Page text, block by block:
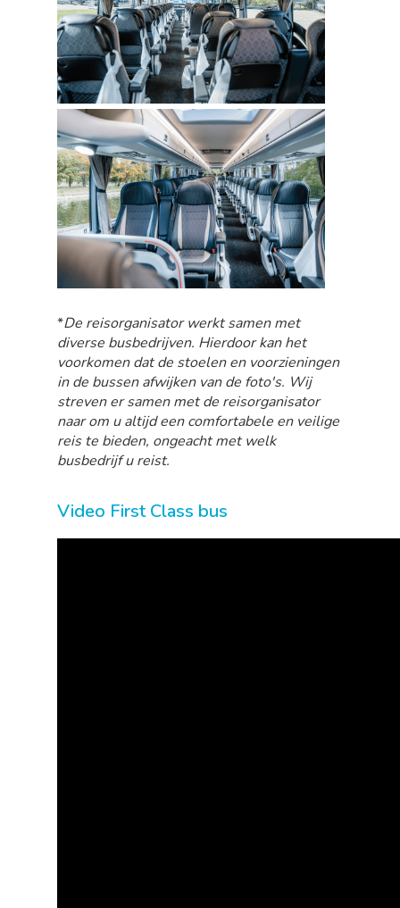
*De reisorganisator werkt samen met
diverse busbedrijven. Hierdoor kan het
voorkomen dat de stoelen en voorzieningen
in de bussen afwijken van de foto's. Wij
streven er samen met de reisorganisator
naar om u altijd een comfortabele en veilige
reis te bieden, ongeacht met welk
busbedrijf u reist.
Video First Class bus